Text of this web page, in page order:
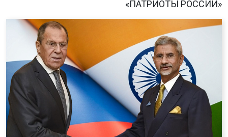
«ПАТРИОТЫ РОССИИ»